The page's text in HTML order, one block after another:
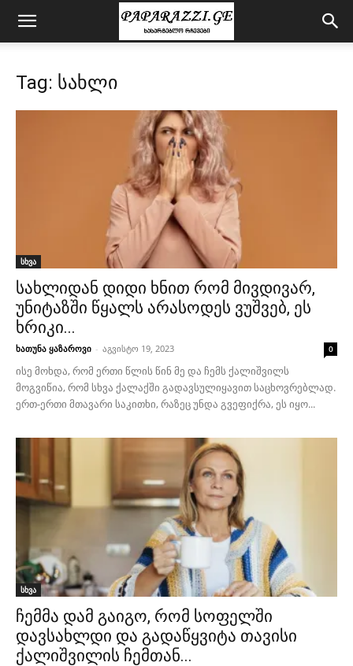
Tag: სახლი
სხვა
სახლიდან დიდი ხნით რომ მივდივარ,
უნიტაზში წყალს არასოდეს ვუშვებ, ეს
ხრიკი...
ხათუნა ყაზაროვი - აგვისტო 19, 2023 0
ისე მოხდა, რომ ერთი წლის წინ მე და ჩემს ქალიშვილს
მოგვიწია, რომ სხვა ქალაქში გადავსულიყავით საცხოვრებლად.
ერთ-ერთი მთავარი საკითხი, რაზეც უნდა გვეფიქრა, ეს იყო...
სხვა
ჩემმა დამ გაიგო, რომ სოფელში
დავსახლდი და გადაწყვიტა თავისი
ქალიშვილის ჩემთან...